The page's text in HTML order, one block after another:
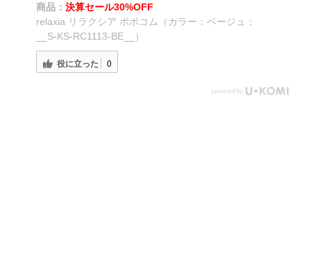
商品：決算セール30%OFF
relaxia リラクシア ポポコム（カラー：ベージュ：
__S-KS-RC1113-BE__）
役に立った 0